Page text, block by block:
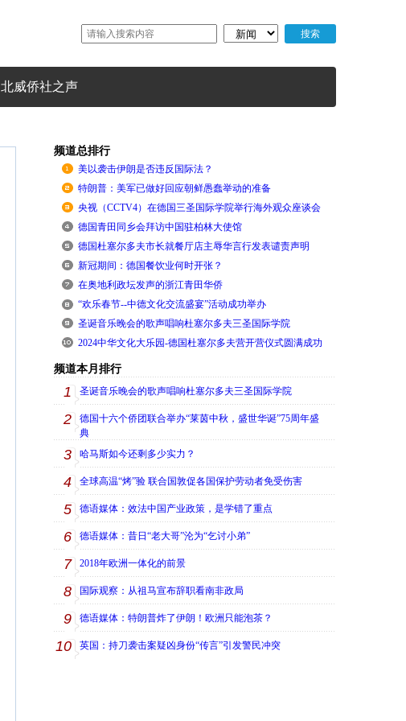
北威侨社之声
频道总排行
美以袭击伊朗是否违反国际法？
特朗普：美军已做好回应朝鲜愚蠢举动的准备
央视（CCTV4）在德国三圣国际学院举行海外观众座谈会
德国青田同乡会拜访中国驻柏林大使馆
德国杜塞尔多夫市长就餐厅店主辱华言行发表谴责声明
新冠期间：德国餐饮业何时开张？
在奥地利政坛发声的浙江青田华侨
“欢乐春节--中德文化交流盛宴”活动成功举办
圣诞音乐晚会的歌声唱响杜塞尔多夫三圣国际学院
2024中华文化大乐园-德国杜塞尔多夫营开营仪式圆满成功
频道本月排行
1 圣诞音乐晚会的歌声唱响杜塞尔多夫三圣国际学院
2
德国十六个侨团联合举办“莱茵中秋，盛世华诞”75周年盛
典
3 哈马斯如今还剩多少实力？
4 全球高温“烤”验 联合国敦促各国保护劳动者免受伤害
5 德语媒体：效法中国产业政策，是学错了重点
6 德语媒体：昔日“老大哥”沦为“乞讨小弟”
7 2018年欧洲一体化的前景
8 国际观察：从祖马宣布辞职看南非政局
9 德语媒体：特朗普炸了伊朗！欧洲只能泡茶？
10 英国：持刀袭击案疑凶身份“传言”引发警民冲突